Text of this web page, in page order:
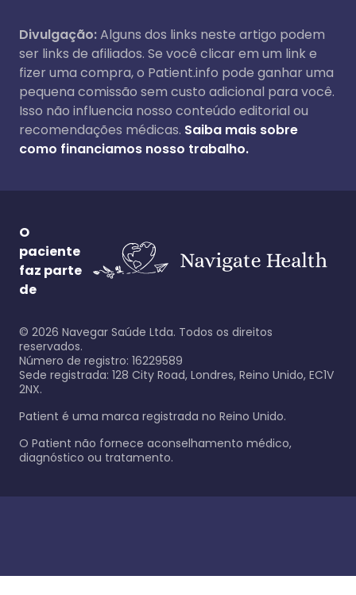
Divulgação:Alguns dos links neste artigo podem
ser links de afiliados. Se você clicar em um link e
fizer uma compra, o Patient.info pode ganhar uma
pequena comissão sem custo adicional para você.
Isso não influencia nosso conteúdo editorial ou
recomendações médicas. Saiba mais sobre
como financiamos nosso trabalho.
O
paciente
faz parte
de
© 2026 Navegar Saúde Ltda. Todos os direitos
reservados.
Número de registro: 16229589
Sede registrada: 128 City Road, Londres, Reino Unido, EC1V
2NX.
Patient é uma marca registrada no Reino Unido.
O Patient não fornece aconselhamento médico,
diagnóstico ou tratamento.